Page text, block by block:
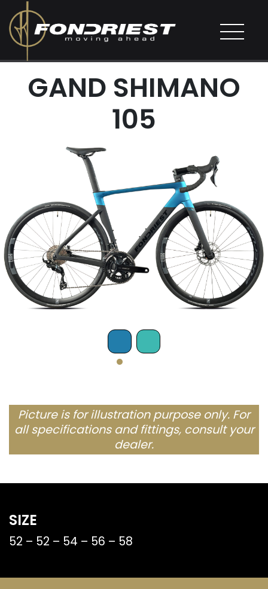
GAND SHIMANO
105
Picture is for illustration purpose only. For
all specifications and fittings, consult your
dealer.
SIZE
52 – 52 – 54 – 56 – 58